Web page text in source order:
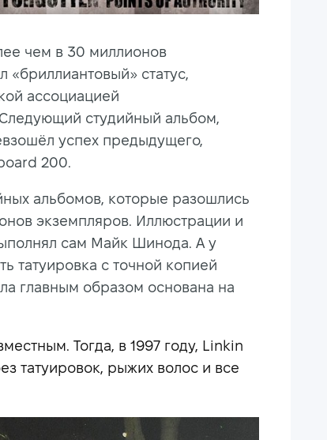
чем в 30 миллионов
«бриллиантовый» статус,
ассоциацией
студийный альбом,
успех предыдущего,
200.
альбомов, которые разошлись
экземпляров. Иллюстрации и
сам Майк Шинода. А у
татуировка с точной копией
главным образом основана на
Тогда, в 1997 году, Linkin
татуировок, рыжих волос и все